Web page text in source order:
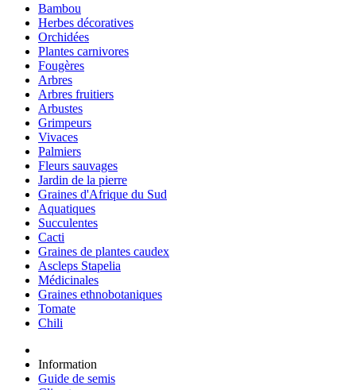
Bambou
Herbes décoratives
Orchidées
Plantes carnivores
Fougères
Arbres
Arbres fruitiers
Arbustes
Grimpeurs
Vivaces
Palmiers
Fleurs sauvages
Jardin de la pierre
Graines d'Afrique du Sud
Aquatiques
Succulentes
Cacti
Graines de plantes caudex
Ascleps Stapelia
Médicinales
Graines ethnobotaniques
Tomate
Chili
Information
Guide de semis